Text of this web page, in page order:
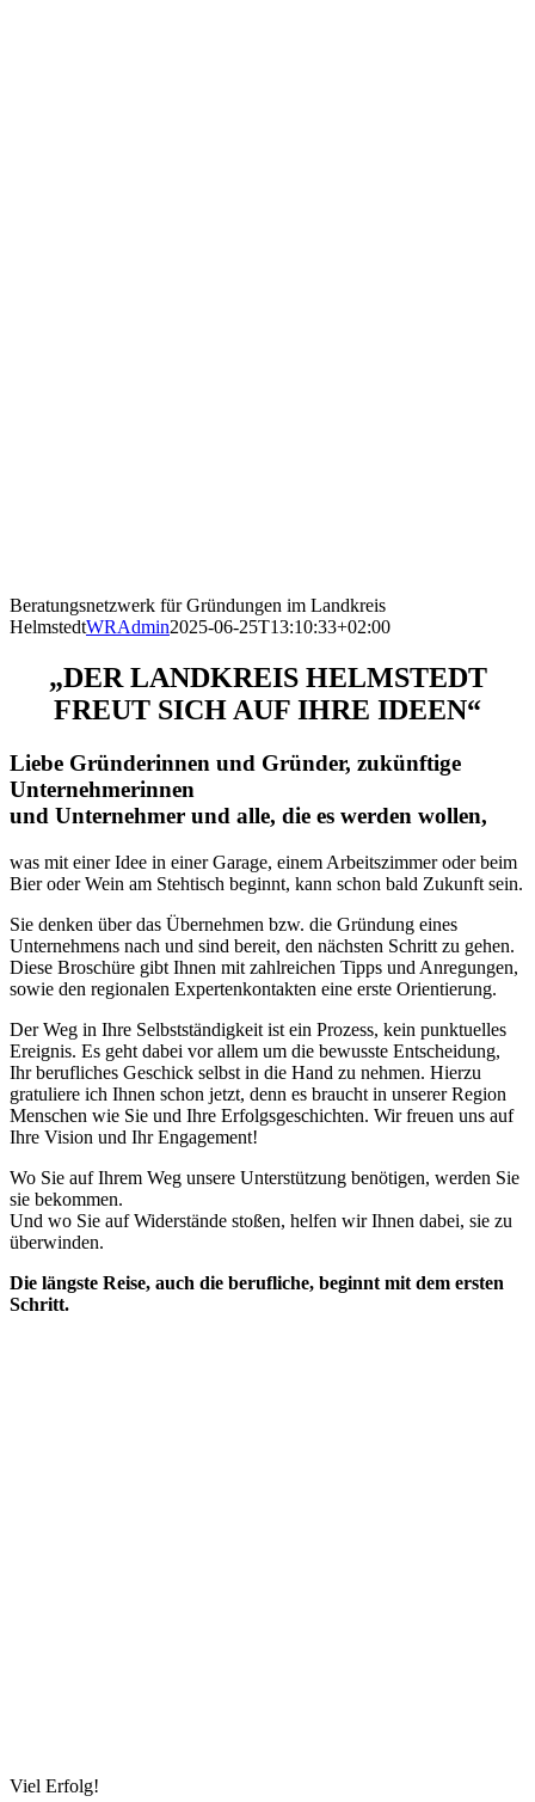
Beratungsnetzwerk für Gründungen im Landkreis
HelmstedtWRAdmin2025-06-25T13:10:33+02:00
„DER LANDKREIS HELMSTEDT
FREUT SICH AUF IHRE IDEEN“
Liebe Gründerinnen und Gründer, zukünftige
Unternehmerinnen
und Unternehmer und alle, die es werden wollen,
was mit einer Idee in einer Garage, einem Arbeitszimmer oder beim
Bier oder Wein am Stehtisch beginnt, kann schon bald Zukunft sein.
Sie denken über das Übernehmen bzw. die Gründung eines
Unternehmens nach und sind bereit, den nächsten Schritt zu gehen.
Diese Broschüre gibt Ihnen mit zahlreichen Tipps und Anregungen,
sowie den regionalen Expertenkontakten eine erste Orientierung.
Der Weg in Ihre Selbstständigkeit ist ein Prozess, kein punktuelles
Ereignis. Es geht dabei vor allem um die bewusste Entscheidung,
Ihr berufliches Geschick selbst in die Hand zu nehmen. Hierzu
gratuliere ich Ihnen schon jetzt, denn es braucht in unserer Region
Menschen wie Sie und Ihre Erfolgsgeschichten. Wir freuen uns auf
Ihre Vision und Ihr Engagement!
Wo Sie auf Ihrem Weg unsere Unterstützung benötigen, werden Sie
sie bekommen.
Und wo Sie auf Widerstände stoßen, helfen wir Ihnen dabei, sie zu
überwinden.
Die längste Reise, auch die berufliche, beginnt mit dem ersten
Schritt.
Viel Erfolg!